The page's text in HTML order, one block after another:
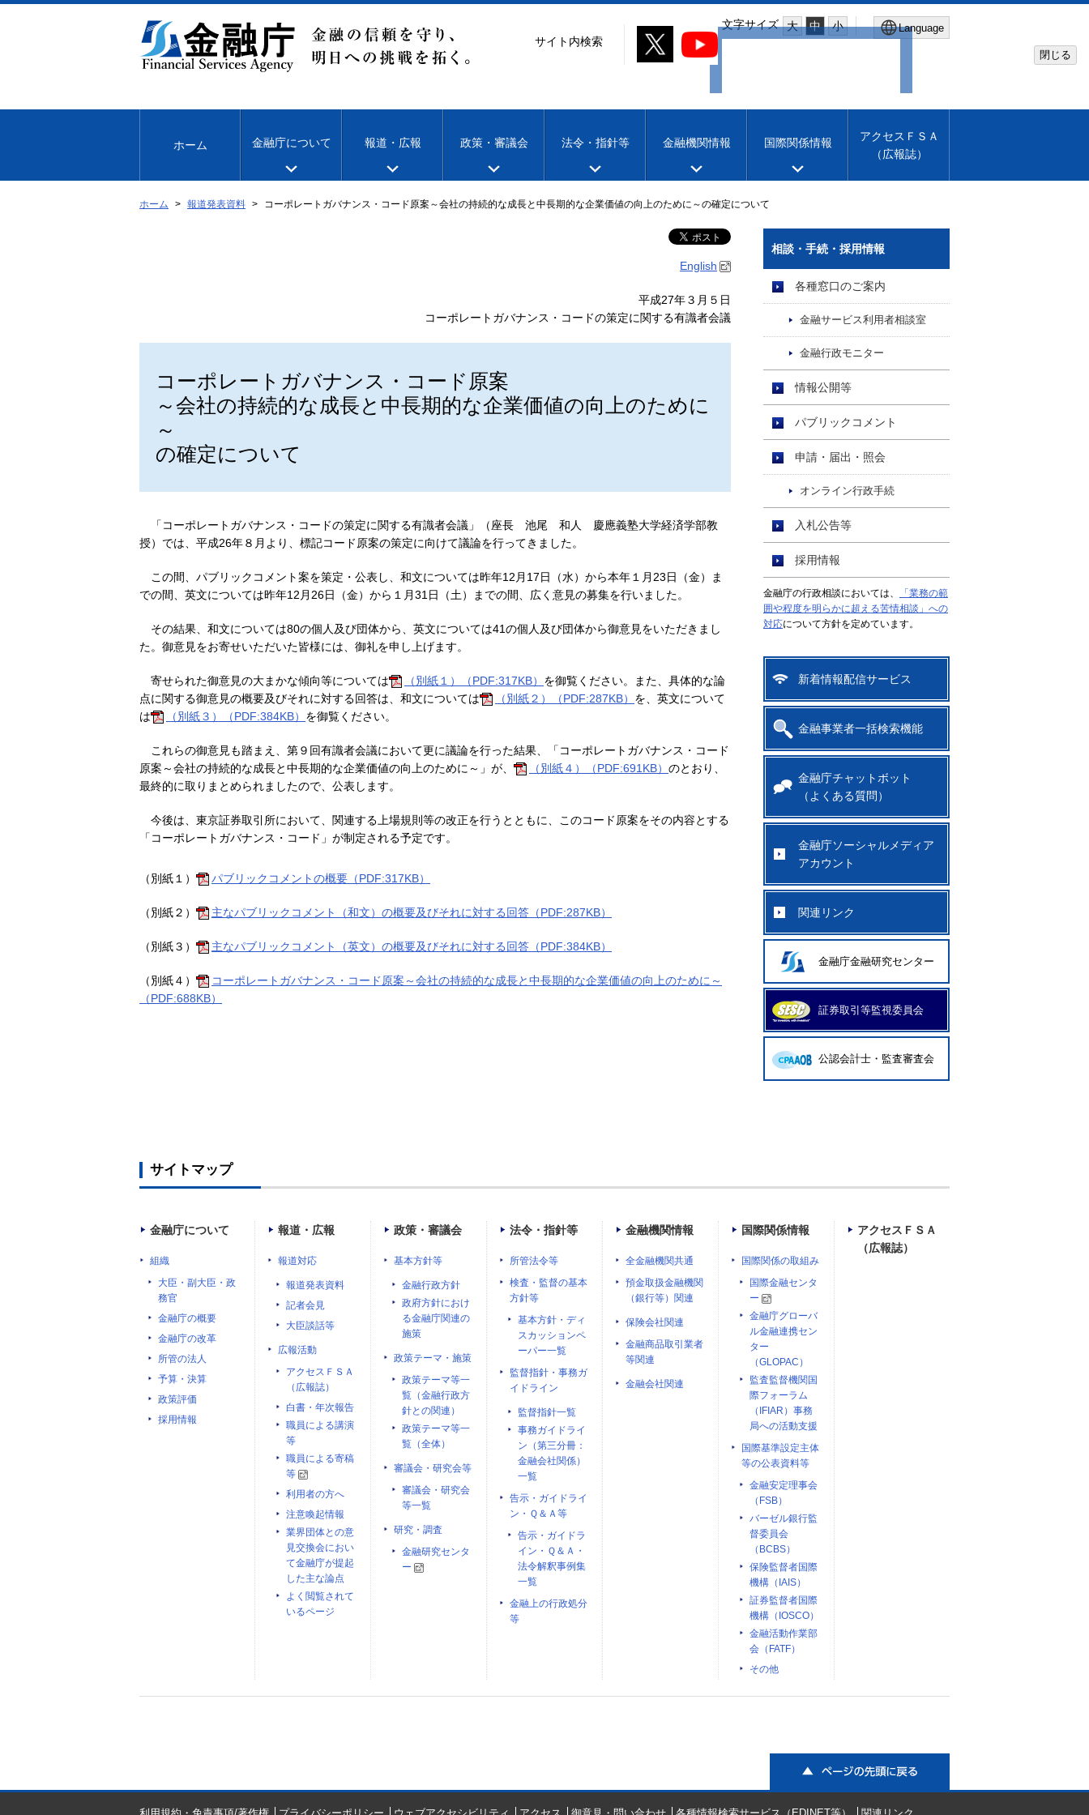
文
移
文字サイズ 大 中 小 Language
Machine translation
閉じる
サイト内検索
ホーム 金融庁について 報道・広報 政策・審議会 法令・指針等 金融機関情報 国際関係情報
アクセスＦＳＡ
（広報誌）
ホーム 報道発表資料 コーポレートガバナンス・コード原案～会社の持続的な成長と中長期的な企業価値の向上のために～の確定について
English
平成27年３月５日
コーポレートガバナンス・コードの策定に関する有識者会議
コーポレートガバナンス・コード原案
～会社の持続的な成長と中長期的な企業価値の向上のために
～
の確定について
「コーポレートガバナンス・コードの策定に関する有識者会議」（座長 池尾 和人 慶應義塾大学経済学部教
授）では、平成26年８月より、標記コード原案の策定に向けて議論を行ってきました。
この間、パブリックコメント案を策定・公表し、和文については昨年12月17日（水）から本年１月23日（金）ま
での間、英文については昨年12月26日（金）から１月31日（土）までの間、広く意見の募集を行いました。
その結果、和文については80の個人及び団体から、英文については41の個人及び団体から御意見をいただきまし
た。御意見をお寄せいただいた皆様には、御礼を申し上げます。
寄せられた御意見の大まかな傾向等については （別紙１）（PDF:317KB） を御覧ください。また、具体的な論
点に関する御意見の概要及びそれに対する回答は、和文については
（別紙２）（PDF:287KB） を、英文について
は
（別紙３）（PDF:384KB） を御覧ください。
これらの御意見も踏まえ、第９回有識者会議において更に議論を行った結果、「コーポレートガバナンス・コード
原案～会社の持続的な成長と中長期的な企業価値の向上のために～」が、
（別紙４）（PDF:691KB） のとおり、
最終的に取りまとめられましたので、公表します。
今後は、東京証券取引所において、関連する上場規則等の改正を行うとともに、このコード原案をその内容とする
「コーポレートガバナンス・コード」が制定される予定です。
（別紙１） パブリックコメントの概要（PDF:317KB）
（別紙２） 主なパブリックコメント（和文）の概要及びそれに対する回答（PDF:287KB）
（別紙３） 主なパブリックコメント（英文）の概要及びそれに対する回答（PDF:384KB）
（別紙４）
コーポレートガバナンス・コード原案～会社の持続的な成長と中長期的な企業価値の向上のために～
（PDF:688KB）
相談・手続・採用情報
各種窓口のご案内
金融サービス利用者相談室
金融行政モニター
情報公開等
パブリックコメント
申請・届出・照会
オンライン行政手続
入札公告等
採用情報
金融庁の行政相談においては、
「業務の範
囲や程度を明らかに超える苦情相談」への
対応について方針を定めています。
新着情報配信サービス
金融事業者一括検索機能
金融庁チャットボット
（よくある質問）
金融庁ソーシャルメディア
アカウント
関連リンク
金融庁金融研究センター
証券取引等監視委員会
公認会計士・監査審査会
サイトマップ
金融庁について
組織
大臣・副大臣・政
務官
金融庁の概要
金融庁の改革
所管の法人
予算・決算
政策評価
採用情報
報道・広報
報道対応
報道発表資料
記者会見
大臣談話等
広報活動
アクセスＦＳＡ
（広報誌）
白書・年次報告
職員による講演
等
職員による寄稿
等
利用者の方へ
注意喚起情報
業界団体との意
見交換会におい
て金融庁が提起
した主な論点
よく閲覧されて
いるページ
政策・審議会
基本方針等
金融行政方針
政府方針におけ
る金融庁関連の
施策
政策テーマ・施策
政策テーマ等一
覧（金融行政方
針との関連）
政策テーマ等一
覧（全体）
審議会・研究会等
審議会・研究会
等一覧
研究・調査
金融研究センタ
ー
法令・指針等
所管法令等
検査・監督の基本
方針等
基本方針・ディ
スカッションペ
ーパー一覧
監督指針・事務ガ
イドライン
監督指針一覧
事務ガイドライ
ン（第三分冊：
金融会社関係）
一覧
告示・ガイドライ
ン・Ｑ＆Ａ等
告示・ガイドラ
イン・Ｑ＆Ａ・
法令解釈事例集
一覧
金融上の行政処分
等
金融機関情報
全金融機関共通
預金取扱金融機関
（銀行等）関連
保険会社関連
金融商品取引業者
等関連
金融会社関連
国際関係情報
国際関係の取組み
国際金融センタ
ー
金融庁グローバ
ル金融連携セン
ター
（GLOPAC）
監査監督機関国
際フォーラム
（IFIAR）事務
局への活動支援
国際基準設定主体
等の公表資料等
金融安定理事会
（FSB）
バーゼル銀行監
督委員会
（BCBS）
保険監督者国際
機構（IAIS）
証券監督者国際
機構（IOSCO）
金融活動作業部
会（FATF）
その他
アクセスＦＳＡ
（広報誌）